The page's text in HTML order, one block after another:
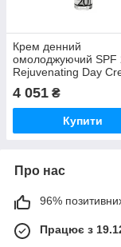
Крем денний
омолоджуючий SPF
Rejuvenating Day
4 051 ₴
Купити
Про нас
96% позитивних
Працює з